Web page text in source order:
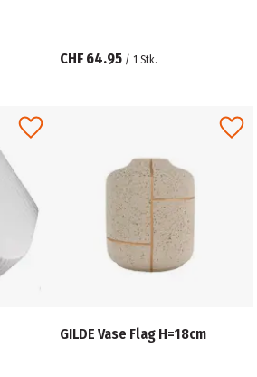
CHF 64.95 / 1 Stk.
GILDE Vase Flag H=18cm